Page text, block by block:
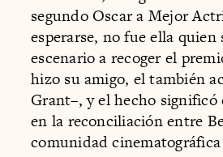
segundo Oscar a Mejor
esperarse, no fue ella quien
escenario a recoger el
hizo su amigo, el también
Grant–, y el hecho significó
en la reconciliación entre
comunidad